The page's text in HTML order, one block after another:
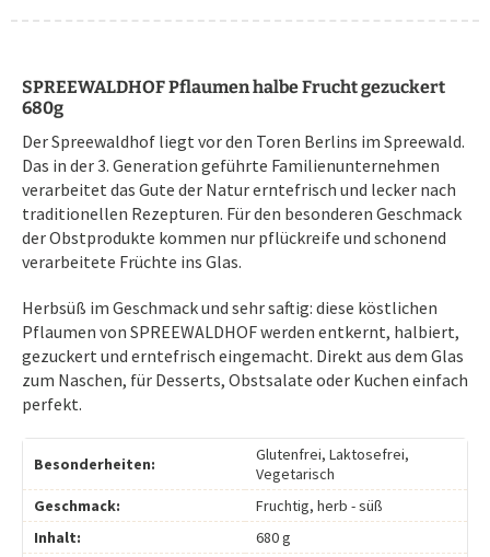
SPREEWALDHOF Pflaumen halbe Frucht gezuckert
680g
Der Spreewaldhof liegt vor den Toren Berlins im Spreewald.
Das in der 3. Generation geführte Familienunternehmen
verarbeitet das Gute der Natur erntefrisch und lecker nach
traditionellen Rezepturen. Für den besonderen Geschmack
der Obstprodukte kommen nur pflückreife und schonend
verarbeitete Früchte ins Glas.
Herbsüß im Geschmack und sehr saftig: diese köstlichen
Pflaumen von SPREEWALDHOF werden entkernt, halbiert,
gezuckert und erntefrisch eingemacht. Direkt aus dem Glas
zum Naschen, für Desserts, Obstsalate oder Kuchen einfach
perfekt.
Besonderheiten:
Glutenfrei, Laktosefrei,
Vegetarisch
Geschmack:
Fruchtig, herb - süß
Inhalt:
680 g